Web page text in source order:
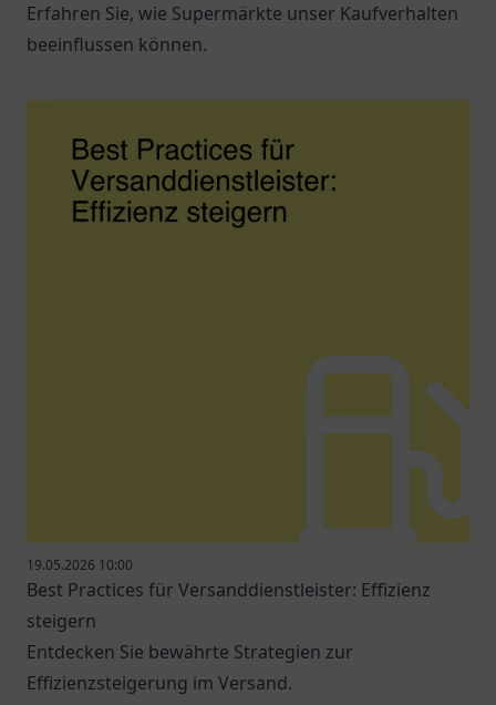
Erfahren Sie, wie Supermärkte unser Kaufverhalten
beeinflussen können.
19.05.2026 10:00
Best Practices für Versanddienstleister: Effizienz
steigern
Entdecken Sie bewährte Strategien zur
Effizienzsteigerung im Versand.